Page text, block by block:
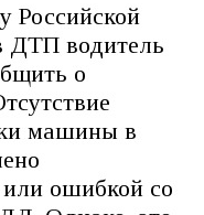
Российской
ДТП водитель
о
машины в
ошибкой со